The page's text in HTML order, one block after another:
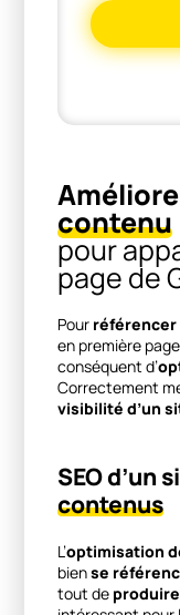
contenu
pour
page de
Pour référencer
en première
conséquent d’
Correctement
visibilité d’un
SEO d’un
contenus
L’optimisation
biense
tout de